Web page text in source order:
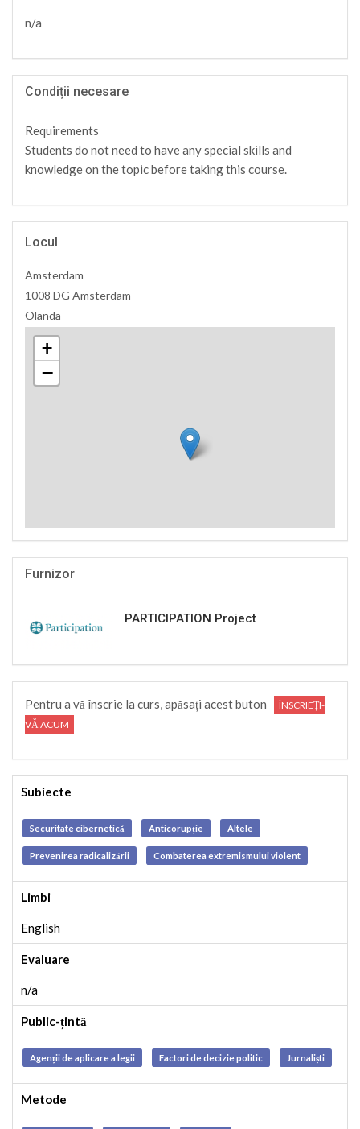
n/a
Condiții necesare
Requirements
Students do not need to have any special skills and
knowledge on the topic before taking this course.
Locul
Amsterdam
1008 DG Amsterdam
Olanda
+
−
Furnizor
PARTICIPATION Project
Pentru a vă înscrie la curs, apăsați acest buton
ÎNSCRIEȚI-
VĂ ACUM
Subiecte
Securitate cibernetică Anticorupție Altele
Prevenirea radicalizării Combaterea extremismului violent
Limbi
English
Evaluare
n/a
Public-țintă
Agenții de aplicare a legii Factori de decizie politic Jurnaliști
Metode